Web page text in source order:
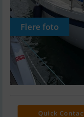
Flere foto
Quick